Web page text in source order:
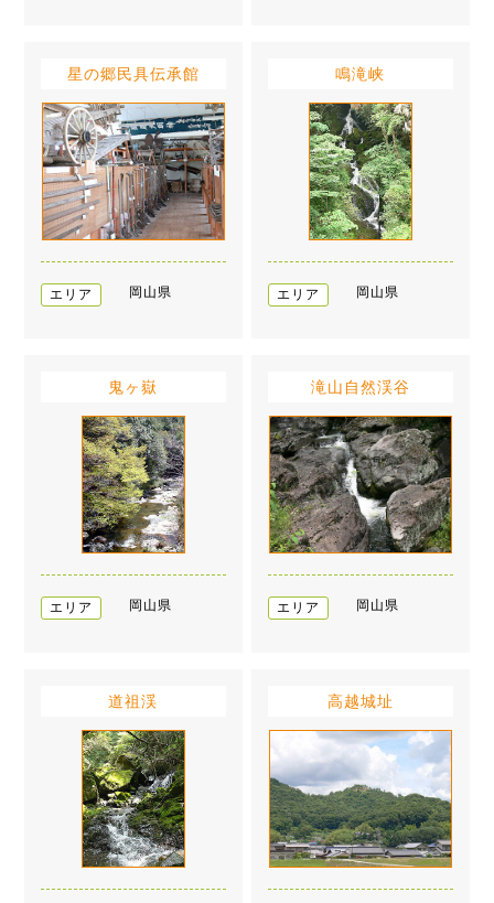
星の郷民具伝承館
エリア 岡山県
鳴滝峡
エリア 岡山県
鬼ヶ嶽
エリア 岡山県
滝山自然渓谷
エリア 岡山県
道祖渓 高越城址